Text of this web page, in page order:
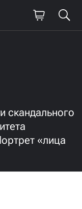
скандального
«лица
1000